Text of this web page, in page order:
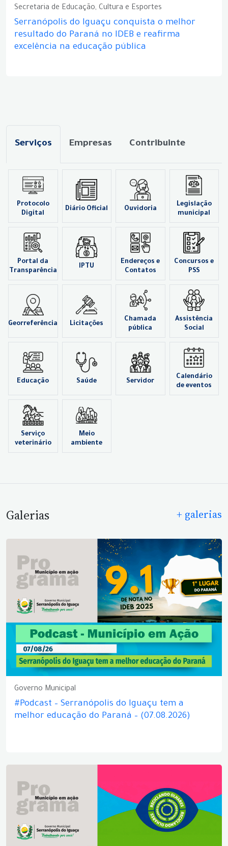
Secretaria de Educação, Cultura e Esportes
Serranópolis do Iguaçu conquista o melhor
resultado do Paraná no IDEB e reafirma
excelência na educação pública
Serviços Empresas Contribuinte
Protocolo
Digital
Diário Oficial Ouvidoria
Legislação
municipal
Portal da
Transparência
IPTU
Endereços e
Contatos
Concursos e
PSS
Georreferência Licitações
Chamada
pública
Assistência
Social
Educação Saúde Servidor
Calendário
de eventos
Serviço
veterinário
Meio
ambiente
Galerias + galerias
Governo Municipal
#Podcast – Serranópolis do Iguaçu tem a
melhor educação do Paraná – (07.08.2026)